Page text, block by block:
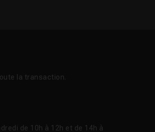
la transaction.
de 10h à 12h et de 14h à